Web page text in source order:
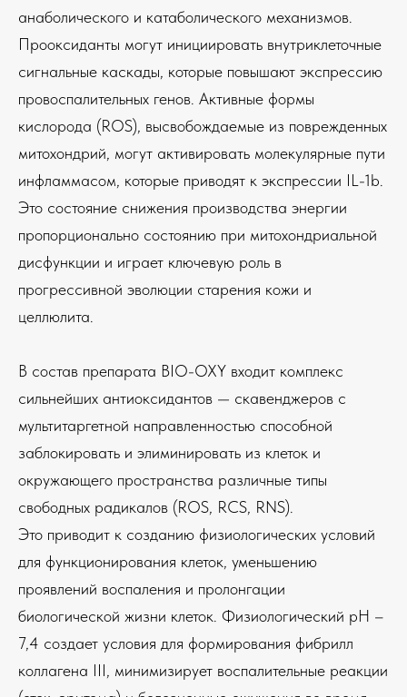
анаболического и катаболического механизмов.
Прооксиданты могут инициировать внутриклеточные
сигнальные каскады, которые повышают экспрессию
провоспалительных генов. Активные формы
кислорода (ROS), высвобождаемые из поврежденных
митохондрий, могут активировать молекулярные пути
инфламмасом, которые приводят к экспрессии IL-1b.
Это состояние снижения производства энергии
пропорционально состоянию при митохондриальной
дисфункции и играет ключевую роль в
прогрессивной эволюции старения кожи и
целлюлита.
В состав препарата BIO-OXY входит комплекс
сильнейших антиоксидантов — скавенджеров с
мультитаргетной направленностью способной
заблокировать и элиминировать из клеток и
окружающего пространства различные типы
свободных радикалов (ROS, RCS, RNS).
Это приводит к созданию физиологических условий
для функционирования клеток, уменьшению
проявлений воспаления и пролонгации
биологической жизни клеток. Физиологический рН –
7,4 создает условия для формирования фибрилл
коллагена III, минимизирует воспалительные реакции